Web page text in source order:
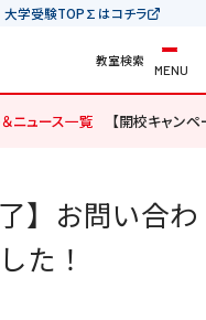
大学受験TOP∑はコチラ
教室検索
MENU
ニュース一覧 【開校キャン
】お問い合わ
た！